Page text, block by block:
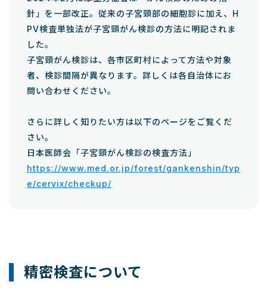
針」を一部改正。従来の子宮頸部の細胞診に加え、H
PV検査単独法が子宮頸がん検診の方法に明記されま
した。
子宮頸がん検診は、各市区町村によって方法や対象
者、検診間隔が異なります。詳しくは各自治体にお
問い合わせください。
さらに詳しく知りたい方は以下のページをご覧くだ
さい。
日本医師会「子宮頸がん検診の検査方法」
https://www.med.or.jp/forest/gankenshin/typ
e/cervix/checkup/
精密検査について